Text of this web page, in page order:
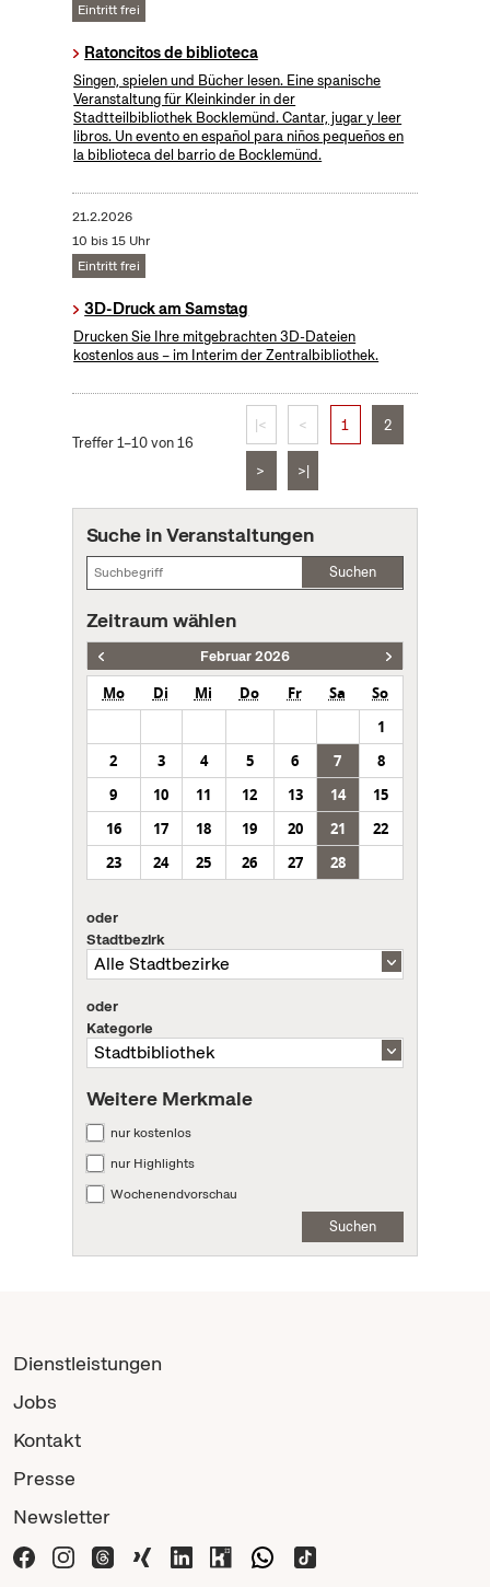
Eintritt frei
Ratoncitos de biblioteca
Singen, spielen und Bücher lesen. Eine spanische
Veranstaltung für Kleinkinder in der
Stadtteilbibliothek Bocklemünd. Cantar, jugar y leer
libros. Un evento en español para niños pequeños en
la biblioteca del barrio de Bocklemünd.
21.2.2026
10 bis 15 Uhr
Eintritt frei
3D-Druck am Samstag
Drucken Sie Ihre mitgebrachten 3D-Dateien
kostenlos aus – im Interim der Zentralbibliothek.
Treffer 1–10 von 16
|< < 1 2
> >|
Suche in Veranstaltungen
Suchen
Zeitraum wählen
Februar 2026
Mo Di Mi Do Fr Sa
So
1
2
3 4 5 6 7
8
9
10 11 12 13 14
15
16
17 18 19 20 21
22
23
24 25 26 27 28
oder
Stadtbezirk
oder
Kategorie
Weitere Merkmale
nur kostenlos
nur Highlights
Wochenendvorschau
Suchen
Dienstleistungen
Jobs
Kontakt
Presse
Newsletter